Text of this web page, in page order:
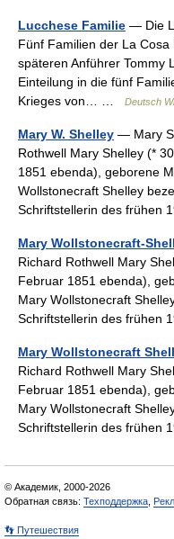
Lucchese Familie — Die
Fünf Familien der La
späteren Anführer Tommy
Einteilung in die fünf
Krieges von… …
Deutsch
Mary W. Shelley — Mary
Rothwell Mary Shelley (*
1851 ebenda), geborene
Wollstonecraft Shelley
Schriftstellerin des
Mary Wollstonecraft-
Richard Rothwell Mary
Februar 1851 ebenda),
Mary Wollstonecraft
Schriftstellerin des
Mary Wollstonecraft
Richard Rothwell Mary
Februar 1851 ebenda),
Mary Wollstonecraft
Schriftstellerin des
© Академик, 2000-2026
Обратная связь: Техподдержка
👣 Путешествия